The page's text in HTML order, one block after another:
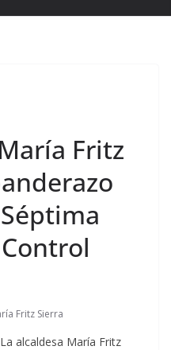
Fritz
Fritz Sierra
alcaldesa María Fritz